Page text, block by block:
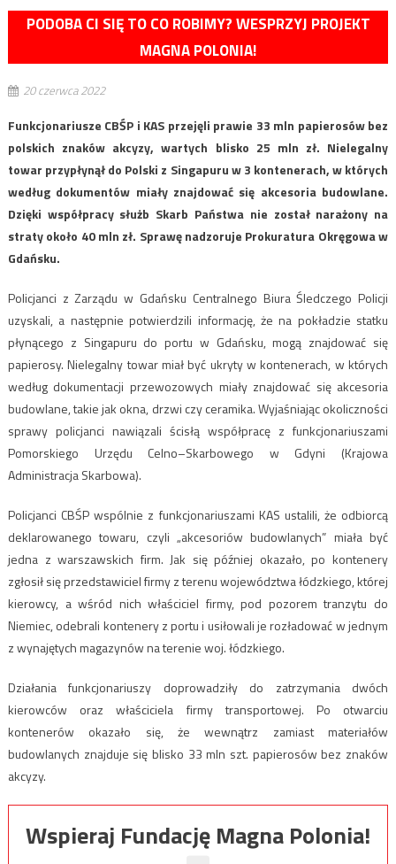
PODOBA CI SIĘ TO CO ROBIMY? WESPRZYJ PROJEKT
MAGNA POLONIA!
20 czerwca 2022
Funkcjonariusze CBŚP i KAS przejęli prawie 33 mln papierosów bez
polskich znaków akcyzy, wartych blisko 25 mln zł. Nielegalny
towar przypłynął do Polski z Singapuru w 3 kontenerach, w których
według dokumentów miały znajdować się akcesoria budowlane.
Dzięki współpracy służb Skarb Państwa nie został narażony na
straty około 40 mln zł. Sprawę nadzoruje Prokuratura Okręgowa w
Gdańsku.
Policjanci z Zarządu w Gdańsku Centralnego Biura Śledczego Policji
uzyskali, a następnie potwierdzili informację, że na pokładzie statku
płynącego z Singapuru do portu w Gdańsku, mogą znajdować się
papierosy. Nielegalny towar miał być ukryty w kontenerach, w których
według dokumentacji przewozowych miały znajdować się akcesoria
budowlane, takie jak okna, drzwi czy ceramika. Wyjaśniając okoliczności
sprawy policjanci nawiązali ścisłą współpracę z funkcjonariuszami
Pomorskiego Urzędu Celno–Skarbowego w Gdyni (Krajowa
Administracja Skarbowa).
Policjanci CBŚP wspólnie z funkcjonariuszami KAS ustalili, że odbiorcą
deklarowanego towaru, czyli „akcesoriów budowlanych” miała być
jedna z warszawskich firm. Jak się później okazało, po kontenery
zgłosił się przedstawiciel firmy z terenu województwa łódzkiego, której
kierowcy, a wśród nich właściciel firmy, pod pozorem tranzytu do
Niemiec, odebrali kontenery z portu i usiłowali je rozładować w jednym
z wynajętych magazynów na terenie woj. łódzkiego.
Działania funkcjonariuszy doprowadziły do zatrzymania dwóch
kierowców oraz właściciela firmy transportowej. Po otwarciu
kontenerów okazało się, że wewnątrz zamiast materiałów
budowlanych znajduje się blisko 33 mln szt. papierosów bez znaków
akcyzy.
Wspieraj Fundację Magna Polonia!